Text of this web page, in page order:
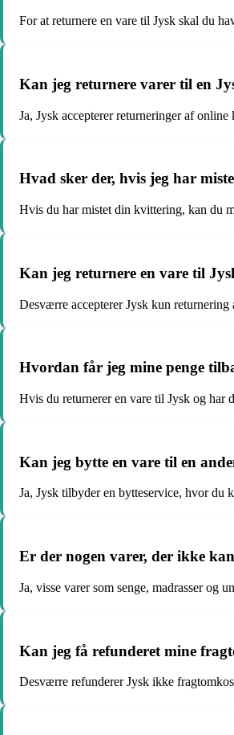
For at returnere en vare til Jysk skal du
Kan jeg returnere varer til en
Ja, Jysk accepterer returneringer af
Hvad sker der, hvis jeg har
Hvis du har mistet din kvittering, kan du
Kan jeg returnere en vare til
Desværre accepterer Jysk kun
Hvordan får jeg mine penge
Hvis du returnerer en vare til Jysk og har
Kan jeg bytte en vare til en
Ja, Jysk tilbyder en bytteservice, hvor du
Er der nogen varer, der ikke
Ja, visse varer som senge, madrasser og
Kan jeg få refunderet mine
Desværre refunderer Jysk ikke